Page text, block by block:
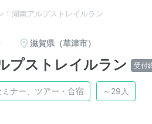
！湖南アルプストレイルラン
滋賀県（草津市）
プストレイルラン 受付
ナー、ツアー・合宿 ～29人